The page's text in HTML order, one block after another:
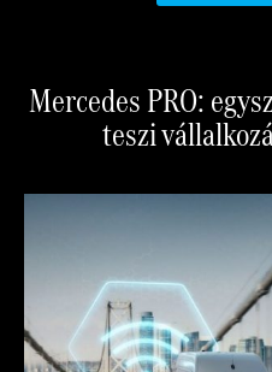
Mercedes PRO:
teszi